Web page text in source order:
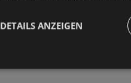
DETAILS ANZEIGEN